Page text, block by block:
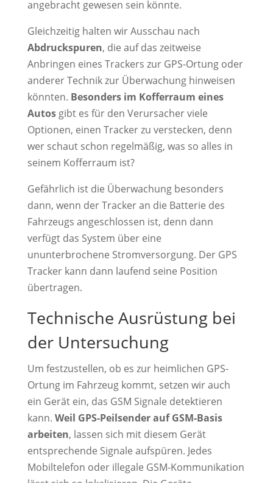
angebracht gewesen sein könnte.
Gleichzeitig halten wir Ausschau nach
Abdruckspuren, die auf das zeitweise
Anbringen eines Trackers zur GPS-Ortung oder
anderer Technik zur Überwachung hinweisen
könnten. Besonders im Kofferraum eines
Autosgibt es für den Verursacher viele
Optionen, einen Tracker zu verstecken, denn
wer schaut schon regelmäßig, was so alles in
seinem Kofferraum ist?
Gefährlich ist die Überwachung besonders
dann, wenn der Tracker an die Batterie des
Fahrzeugs angeschlossen ist, denn dann
verfügt das System über eine
ununterbrochene Stromversorgung. Der GPS
Tracker kann dann laufend seine Position
übertragen.
Technische Ausrüstung bei
der Untersuchung
Um festzustellen, ob es zur heimlichen GPS-
Ortung im Fahrzeug kommt, setzen wir auch
ein Gerät ein, das GSM Signale detektieren
kann. Weil GPS-Peilsender auf GSM-Basis
arbeiten, lassen sich mit diesem Gerät
entsprechende Signale aufspüren. Jedes
Mobiltelefon oder illegale GSM-Kommunikation